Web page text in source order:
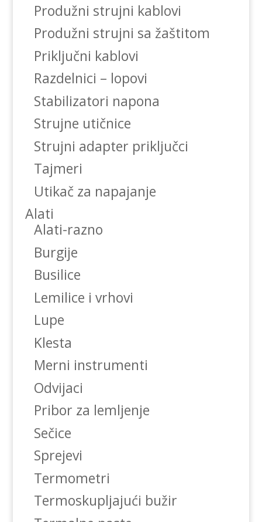
Produžni strujni kablovi
Produžni strujni sa žaštitom
Priključni kablovi
Razdelnici – lopovi
Stabilizatori napona
Strujne utičnice
Strujni adapter priključci
Tajmeri
Utikač za napajanje
Alati
Alati-razno
Burgije
Busilice
Lemilice i vrhovi
Lupe
Klesta
Merni instrumenti
Odvijaci
Pribor za lemljenje
Sečice
Sprejevi
Termometri
Termoskupljajući bužir